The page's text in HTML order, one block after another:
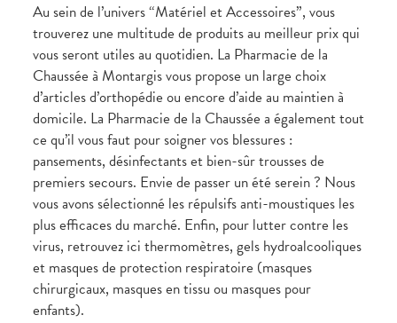
Au sein de l’univers “Matériel et Accessoires”, vous
trouverez une multitude de produits au meilleur prix qui
vous seront utiles au quotidien. La Pharmacie de la
Chaussée à Montargis vous propose un large choix
d’articles d’orthopédie ou encore d’aide au maintien à
domicile. La Pharmacie de la Chaussée a également tout
ce qu’il vous faut pour soigner vos blessures :
pansements, désinfectants et bien-sûr trousses de
premiers secours. Envie de passer un été serein ? Nous
vous avons sélectionné les répulsifs anti-moustiques les
plus efficaces du marché. Enfin, pour lutter contre les
virus, retrouvez ici thermomètres, gels hydroalcooliques
et masques de protection respiratoire (masques
chirurgicaux, masques en tissu ou masques pour
enfants).